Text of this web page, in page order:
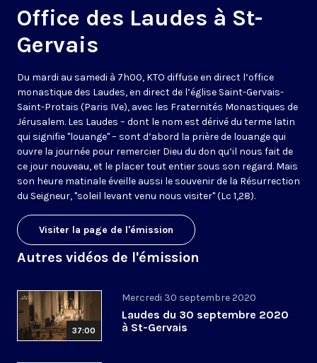
Office des Laudes à St-
Gervais
Du mardi au samedi à 7h00, KTO diffuse en direct l’office
monastique des Laudes, en direct de l’église Saint-Gervais-
Saint-Protais (Paris IVe), avec les Fraternités Monastiques de
Jérusalem. Les Laudes – dont le nom est dérivé du terme latin
qui signifie "louange" – sont d’abord la prière de louange qui
ouvre la journée pour remercier Dieu du don qu’il nous fait de
ce jour nouveau, et le placer tout entier sous son regard. Mais
son heure matinale éveille aussi le souvenir de la Résurrection
du Seigneur, "soleil levant venu nous visiter" (Lc 1,28).
Visiter la page de l'émission
Autres vidéos de l'émission
37:00
Mercredi 30 septembre 2020
Laudes du 30 septembre 2020
à St-Gervais